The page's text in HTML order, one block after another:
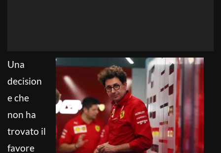
Una
decision
e che
non ha
trovato il
favore